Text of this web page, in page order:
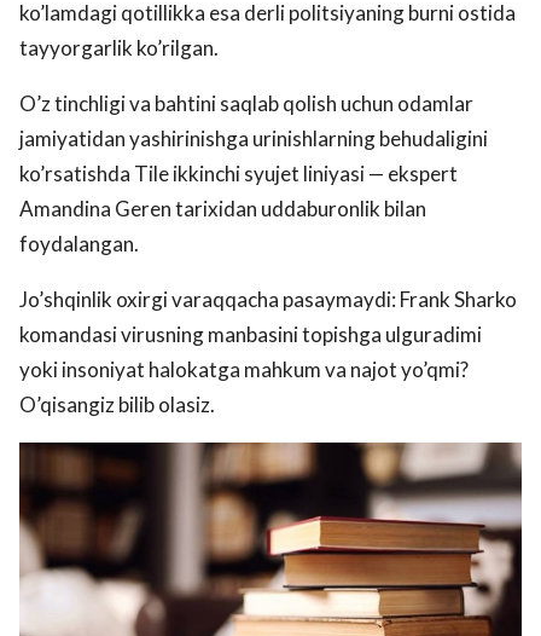
ko’lamdagi qotillikka esa derli politsiyaning burni ostida
tayyorgarlik ko’rilgan.
O’z tinchligi va bahtini saqlab qolish uchun odamlar
jamiyatidan yashirinishga urinishlarning behudaligini
ko’rsatishda Tile ikkinchi syujet liniyasi — ekspert
Amandina Geren tarixidan uddaburonlik bilan
foydalangan.
Jo’shqinlik oxirgi varaqqacha pasaymaydi: Frank Sharko
komandasi virusning manbasini topishga ulguradimi
yoki insoniyat halokatga mahkum va najot yo’qmi?
O’qisangiz bilib olasiz.